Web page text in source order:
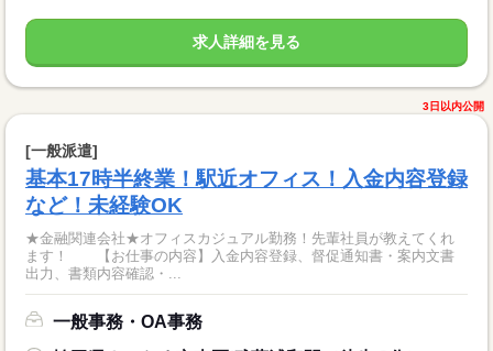
求人詳細を見る
3日以内公開
[一般派遣]
基本17時半終業！駅近オフィス！入金内容登録
など！未経験OK
★金融関連会社★オフィスカジュアル勤務！先輩社員が教えてくれ
ます！ 【お仕事の内容】入金内容登録、督促通知書・案内文書
出力、書類内容確認・...
一般事務・OA事務